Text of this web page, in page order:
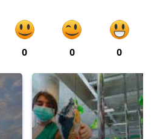
0 0 0